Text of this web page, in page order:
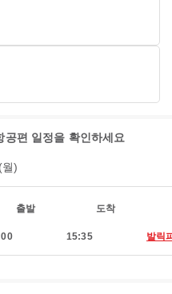
공편 일정을 확인하세요
)
출발 도착
15:35 발릭